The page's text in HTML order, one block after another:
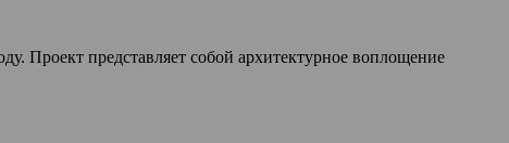
Проект представляет собой архитектурное воплощение